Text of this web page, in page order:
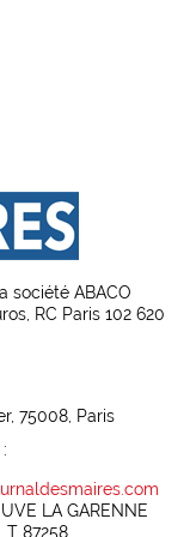
société ABACO
RC Paris 102 620
75008, Paris
LA GARENNE
T 87258